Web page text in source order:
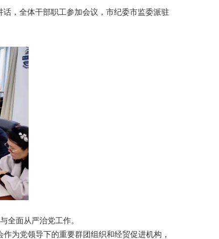
，全体干部职工参加会议，市纪委市监委派驻
全面从严治党工作。
为党领导下的重要群团组织和经贸促进机构，